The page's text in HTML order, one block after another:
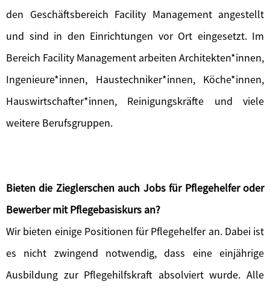
den Geschäftsbereich Facility Management angestellt
und sind in den Einrichtungen vor Ort eingesetzt. Im
Bereich Facility Management arbeiten Architekten*innen,
Ingenieure*innen, Haustechniker*innen, Köche*innen,
Hauswirtschafter*innen, Reinigungskräfte und viele
weitere Berufsgruppen.
Bieten die Zieglerschen auch Jobs für Pflegehelfer oder
Bewerber mit Pflegebasiskurs an?
Wir bieten einige Positionen für Pflegehelfer an. Dabei ist
es nicht zwingend notwendig, dass eine einjährige
Ausbildung zur Pflegehilfskraft absolviert wurde. Alle